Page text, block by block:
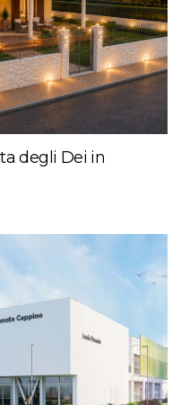
degli Dei in